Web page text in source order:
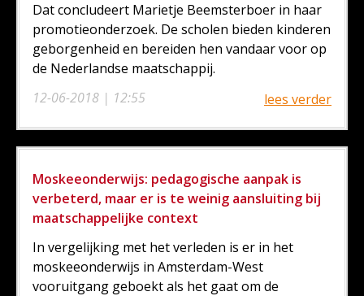
12-06-2018 | 12:55
Dat concludeert Marietje Beemsterboer in haar
promotieonderzoek. De scholen bieden kinderen
geborgenheid en bereiden hen vandaar voor op
de Nederlandse maatschappij.
lees verder
Moskeeonderwijs: pedagogische aanpak is
verbeterd, maar er is te weinig aansluiting bij
maatschappelijke context
In vergelijking met het verleden is er in het
moskeeonderwijs in Amsterdam-West
vooruitgang geboekt als het gaat om de